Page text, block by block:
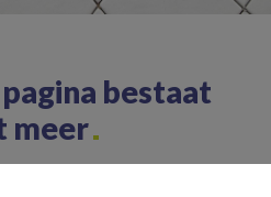
bestaat
meer